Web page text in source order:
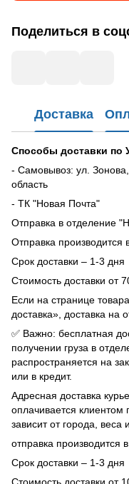
Поделиться в
Доставка
Способы доставки по
- Самовывоз: ул.
область
- ТК "Новая Почта"
Отправка в отделение
Отправка производится
Срок доставки – 1-3 дня
Стоимость доставки от
Если на странице
доставка», доставка на
✅ Важно: бесплатная
получении груза в
распространяется на
или в кредит.
Адресная доставка
оплачивается
зависит от города, веса
отправка производится
Срок доставки – 1-3 дня